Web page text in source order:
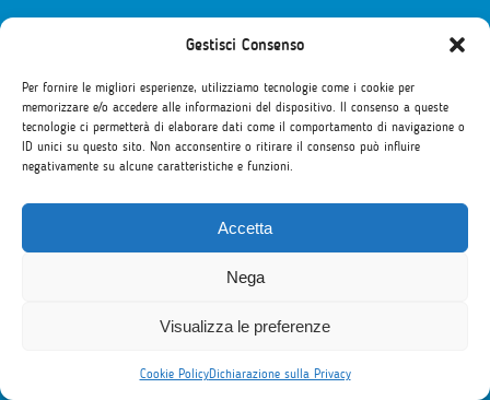
Gestisci Consenso
Per fornire le migliori esperienze, utilizziamo tecnologie come i cookie per
memorizzare e/o accedere alle informazioni del dispositivo. Il consenso a queste
tecnologie ci permetterà di elaborare dati come il comportamento di navigazione o
ID unici su questo sito. Non acconsentire o ritirare il consenso può influire
negativamente su alcune caratteristiche e funzioni.
Accetta
Nega
Visualizza le preferenze
Cookie PolicyDichiarazione sulla Privacy
+39 049 8755297
info@mbscambi.com